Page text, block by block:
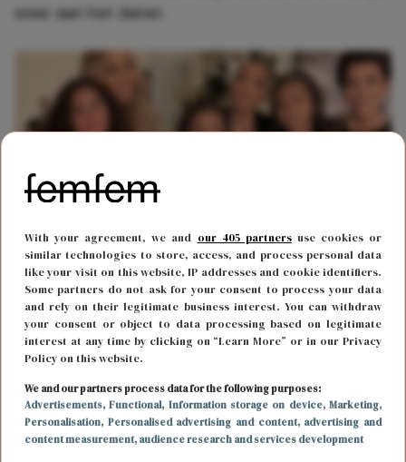
With your agreement, we and our 405 partnersuse cookies or
similar technologies to store, access, and process personal data
like your visit on this website, IP addresses and cookie identifiers.
Some partners do not ask for your consent to process your data
and rely on their legitimate business interest. You can withdraw
your consent or object to data processing based on legitimate
interest at any time by clicking on “Learn More” or in our Privacy
Policy on this website.
We and our partners process data for the following purposes:
Advertisements, Functional, Information storage on device, Marketing,
Personalisation, Personalised advertising and content, advertising and
content measurement, audience research and services development
weer aan het daten
FUN & LIVING 27 december 2023 15:11
Heel het internet heeft het over de inpakpapier-
keuze van de Kardashians